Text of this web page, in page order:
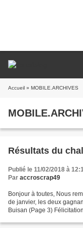
Accueil » MOBILE.ARCHIVES
Résultats du
Publié le 11/02/2018 à
Par accroscrap49
Bonjour à toutes, Nous
de janvier, les deux
Buisan (Page 3)